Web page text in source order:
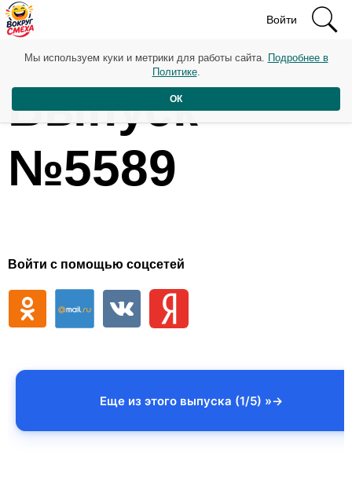
Войти
Выпуск
№5589
Войти с помощью соцсетей
Еще из этого выпуска (1/5) »
Мы используем куки и метрики для работы сайта. Подробнее в
Политике.
ОК